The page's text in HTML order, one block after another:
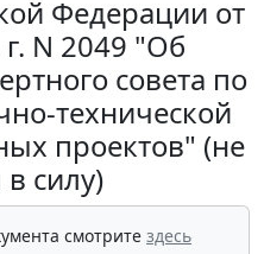
Федерации от
N 2049 "Об
совета по
технической
проектов" (не
в силу)
смотрите здесь